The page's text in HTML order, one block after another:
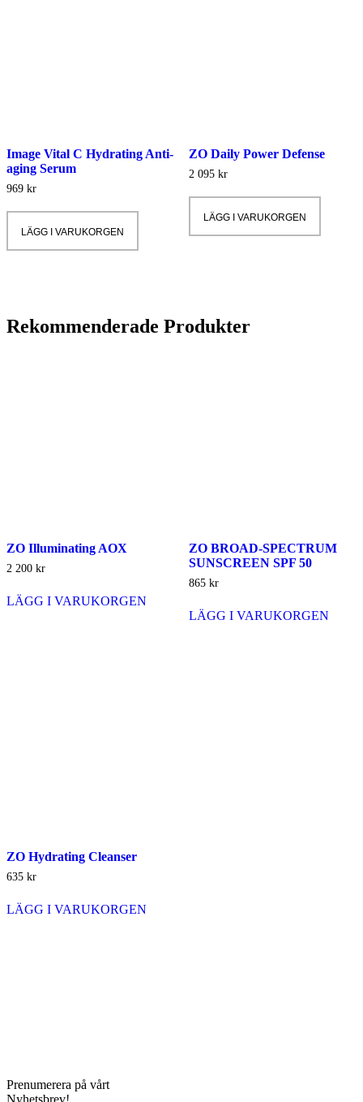
Image Vital C Hydrating Anti-
aging Serum
969 kr
LÄGG I VARUKORGEN
ZO Daily Power Defense
2 095 kr
LÄGG I VARUKORGEN
Rekommenderade Produkter
ZO Illuminating AOX
2 200 kr
LÄGG I VARUKORGEN
ZO BROAD-SPECTRUM
SUNSCREEN SPF 50
865 kr
LÄGG I VARUKORGEN
ZO Hydrating Cleanser
635 kr
LÄGG I VARUKORGEN
Prenumerera på vårt